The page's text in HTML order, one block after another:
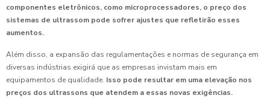
componentes eletrônicos, como microprocessadores, o preço dos
sistemas de ultrassom pode sofrer ajustes que refletirão esses
aumentos.
Além disso, a expansão das regulamentações e normas de segurança em
diversas indústrias exigirá que as empresas invistam mais em
equipamentos de qualidade. Isso pode resultar em uma elevação nos
preços dos ultrassons que atendem a essas novas exigências.